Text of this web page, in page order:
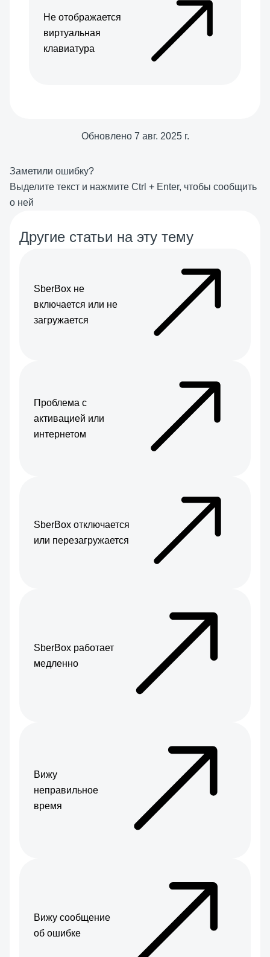
Не отображается
виртуальная
клавиатура
Обновлено 7 авг. 2025 г.
Заметили ошибку?
Выделите текст и нажмите Ctrl + Enter, чтобы сообщить
о ней
Другие статьи на эту тему
SberBox не
включается или не
загружается
Проблема с
активацией или
интернетом
SberBox отключается
или перезагружается
SberBox работает
медленно
Вижу
неправильное
время
Вижу сообщение
об ошибке